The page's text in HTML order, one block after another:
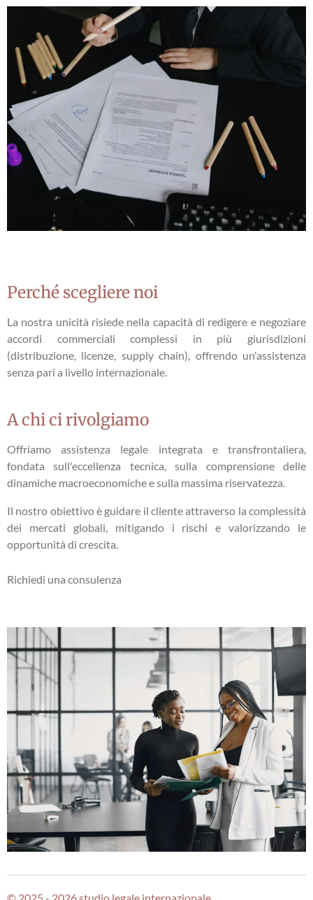
Perché scegliere noi
La nostra unicità risiede nella capacità di redigere e negoziare
accordi commerciali complessi in più giurisdizioni
(distribuzione, licenze, supply chain), offrendo un'assistenza
senza pari a livello internazionale.
A chi ci rivolgiamo
Offriamo assistenza legale integrata e transfrontaliera,
fondata sull'eccellenza tecnica, sulla comprensione delle
dinamiche macroeconomiche e sulla massima riservatezza.
Il nostro obiettivo è guidare il cliente attraverso la complessità
dei mercati globali, mitigando i rischi e valorizzando le
opportunità di crescita.
Richiedi una consulenza